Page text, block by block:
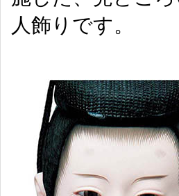
人飾りです。